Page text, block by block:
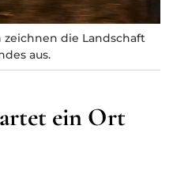
die Landschaft
aus.
ein Ort